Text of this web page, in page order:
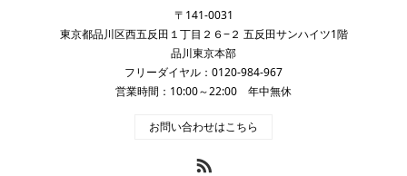
〒141-0031
東京都品川区西五反田１丁目２６−２ 五反田サンハイツ1階
品川東京本部
フリーダイヤル：0120-984-967
営業時間：10:00～22:00 年中無休
お問い合わせはこちら